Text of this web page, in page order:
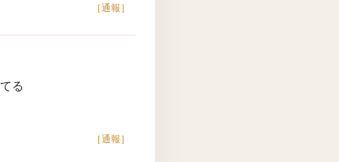
［通報］
る
［通報］